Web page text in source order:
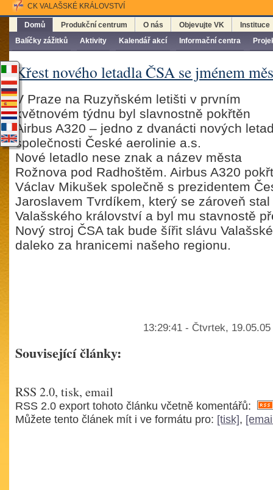
CK VALAŠSKÉ KRÁLOVSTVÍ
Domů
Balíčky zážitků
Aktivity Kalendář akcí Informační centra
Produkční centrum O nás Objevujte VK Instituce
Křest nového letadla ČSA se jménem
V Praze na Ruzyňském letišti v prvním
květnovém týdnu byl slavnostně pokřtěn
Airbus A320 – jedno z dvanácti nových
společnosti České aerolinie a.s.
Nové letadlo nese znak a název města
Rožnova pod Radhoštěm. Airbus A320
Václav Mikušek společně s prezidentem
Jaroslavem Tvrdíkem, který se zároveň
Valašského království a byl mu stavnostě
Nový stroj ČSA tak bude šířit slávu
daleko za hranicemi našeho regionu.
13:29:41 - Čtvrtek,
Související články:
RSS 2.0, tisk, email
RSS 2.0 export tohoto článku včetně komentářů:
Můžete tento článek mít i ve formátu pro: [tisk],